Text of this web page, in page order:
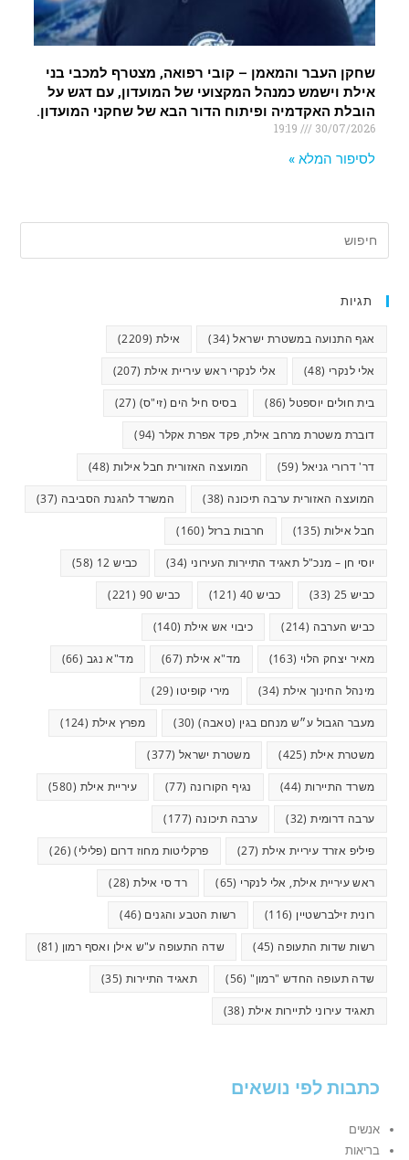
שחקן העבר והמאמן – קובי רפואה, מצטרף למכבי בני
אילת וישמש כמנהל המקצועי של המועדון, עם דגש על
הובלת האקדמיה ופיתוח הדור הבא של שחקני המועדון.
30/07/2026
לסיפור המלא »
תגיות
אגף התנועה במשטרת ישראל(34) אילת (2209)
אלי לנקרי (48) אלי לנקרי ראש עיריית אילת (207)
בית חולים יוספטל(86) בסיס חיל הים (זי"ס) (27)
דוברת משטרת מרחב אילת, פקד אפרת אקלר(94)
דר' דרורי גניאל (59) המועצה האזורית חבל אילות (48)
המועצה האזורית ערבה תיכונה (38) המשרד להגנת הסביבה (37)
חבל אילות (135) חרבות ברזל (160)
יוסי חן – מנכ"ל תאגיד התיירות העירוני (34) כביש 12 (58)
כביש 25 (33) כביש 40 (121) כביש 90 (221)
כביש הערבה (214) כיבוי אש אילת (140)
מאיר יצחק הלוי (163) מד"א אילת (67) מד"א נגב (66)
מינהל החינוך אילת (34) מירי קופיטו (29)
מעבר הגבול ע״ש מנחם בגין (טאבה)(30) מפרץ אילת (124)
משטרת אילת (425) משטרת ישראל (377)
משרד התיירות (44) נגיף הקורונה (77) עיריית אילת (580)
ערבה דרומית(32) ערבה תיכונה (177)
פיליפ אזרד עיריית אילת (27) פרקליטות מחוז דרום (פלילי)(26)
ראש עיריית אילת, אלי לנקרי (65) רד סי אילת(28)
רונית זילברשטיין (116) רשות הטבע והגנים (46)
רשות שדות התעופה (45) שדה התעופה ע"ש אילן ואסף רמון (81)
שדה תעופה החדש "רמון"(56) תאגיד התיירות (35)
תאגיד עירוני לתיירות אילת (38)
כתבות לפי נושאים
אנשים
בריאות